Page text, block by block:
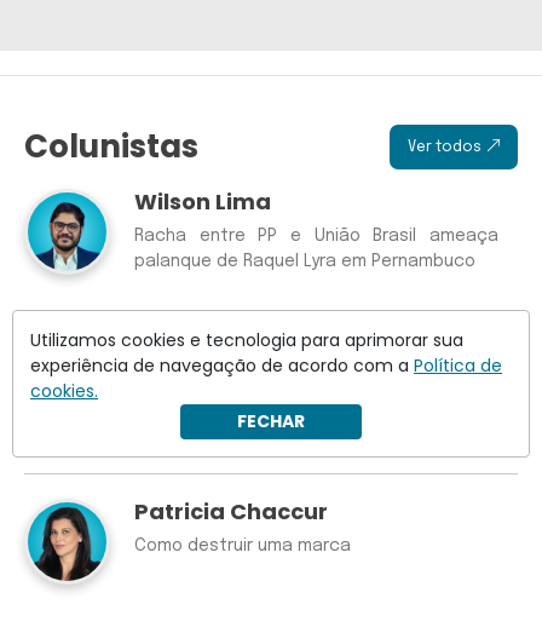
Utilizamos cookies e tecnologia para aprimorar sua
experiência de navegação de acordo com a Política de
cookies.
FECHAR
Colunistas Ver todos
Wilson Lima
Racha entre PP e União Brasil ameaça
palanque de Raquel Lyra em Pernambuco
Rodolfo Borges
Patricia Chaccur
Como destruir uma marca